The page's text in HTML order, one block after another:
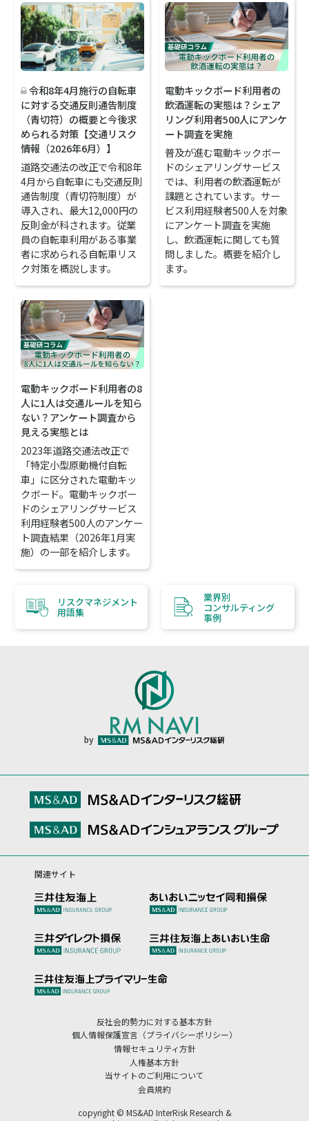
令和8年4月施行の自転車
に対する交通反則通告制度
（青切符）の概要と今後求
められる対策【交通リスク
情報（2026年6月）】
道路交通法の改正で令和8年
4月から自転車にも交通反則
通告制度（青切符制度）が
導入され、最大12,000円の
反則金が科されます。従業
員の自転車利用がある事業
者に求められる自転車リス
ク対策を概説します。
電動キックボード利用者の
飲酒運転の実態は？シェア
リング利用者500人にアンケ
ート調査を実施
普及が進む電動キックボー
ドのシェアリングサービス
では、利用者の飲酒運転が
課題とされています。サー
ビス利用経験者500人を対象
にアンケート調査を実施
し、飲酒運転に関しても質
問しました。概要を紹介し
ます。
電動キックボード利用者の8
人に1人は交通ルールを知ら
ない？アンケート調査から
見える実態とは
2023年道路交通法改正で
「特定小型原動機付自転
車」に区分された電動キッ
クボード。電動キックボー
ドのシェアリングサービス
利用経験者500人のアンケー
ト調査結果（2026年1月実
施）の一部を紹介します。
リスクマネジメント
用語集
業界別
コンサルティング
事例
by
関連サイト
反社会的勢力に対する基本方針
個人情報保護宣言（プライバシーポリシー）
情報セキュリティ方針
人権基本方針
当サイトのご利用について
会員規約
copyright © MS&AD InterRisk Research &